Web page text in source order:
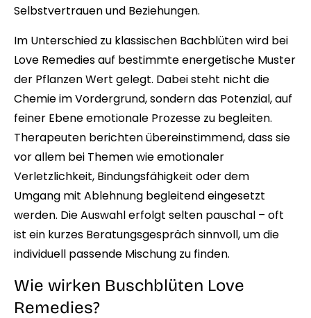
Selbstvertrauen und Beziehungen.
Im Unterschied zu klassischen Bachblüten wird bei
Love Remedies auf bestimmte energetische Muster
der Pflanzen Wert gelegt. Dabei steht nicht die
Chemie im Vordergrund, sondern das Potenzial, auf
feiner Ebene emotionale Prozesse zu begleiten.
Therapeuten berichten übereinstimmend, dass sie
vor allem bei Themen wie emotionaler
Verletzlichkeit, Bindungsfähigkeit oder dem
Umgang mit Ablehnung begleitend eingesetzt
werden. Die Auswahl erfolgt selten pauschal – oft
ist ein kurzes Beratungsgespräch sinnvoll, um die
individuell passende Mischung zu finden.
Wie wirken Buschblüten Love
Remedies?